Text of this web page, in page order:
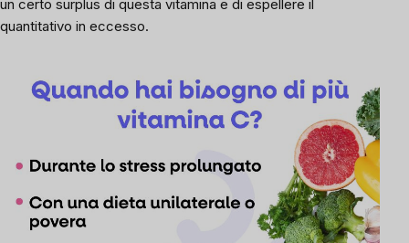
un certo surplus di questa vitamina e di espellere il
quantitativo in eccesso.